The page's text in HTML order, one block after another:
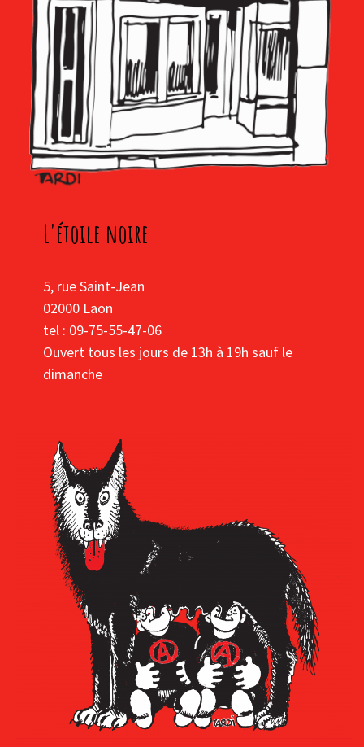
L'étoile noire
5, rue Saint-Jean
02000 Laon
tel : 09-75-55-47-06
Ouvert tous les jours de 13h à 19h sauf le
dimanche